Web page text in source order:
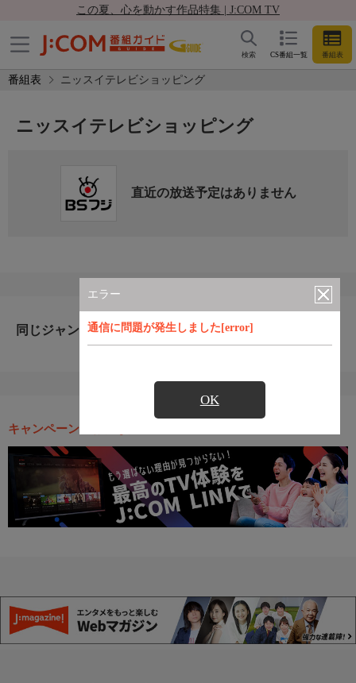
この夏、心を動かす作品特集 | J:COM TV
CS番組一覧 番組表
検索
番組表 ニッスイテレビショッピング
エラー
通信に問題が発生しました[error]
OK
ニッスイテレビショッピング
直近の放送予定はありません
同じジャンルのおすすめ番組
キャンペーン・お得な情報